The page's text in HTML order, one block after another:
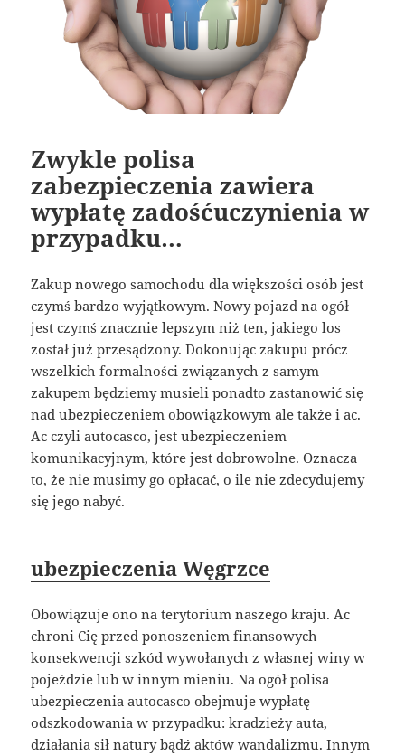
Zwykle polisa
zabezpieczenia zawiera
wypłatę zadośćuczynienia w
przypadku…
Zakup nowego samochodu dla większości osób jest
czymś bardzo wyjątkowym. Nowy pojazd na ogół
jest czymś znacznie lepszym niż ten, jakiego los
został już przesądzony. Dokonując zakupu prócz
wszelkich formalności związanych z samym
zakupem będziemy musieli ponadto zastanowić się
nad ubezpieczeniem obowiązkowym ale także i ac.
Ac czyli autocasco, jest ubezpieczeniem
komunikacyjnym, które jest dobrowolne. Oznacza
to, że nie musimy go opłacać, o ile nie zdecydujemy
się jego nabyć.
ubezpieczenia Węgrzce
Obowiązuje ono na terytorium naszego kraju. Ac
chroni Cię przed ponoszeniem finansowych
konsekwencji szkód wywołanych z własnej winy w
pojeździe lub w innym mieniu. Na ogół polisa
ubezpieczenia autocasco obejmuje wypłatę
odszkodowania w przypadku: kradzieży auta,
działania sił natury bądź aktów wandalizmu. Innym